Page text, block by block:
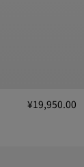
¥19,950.00